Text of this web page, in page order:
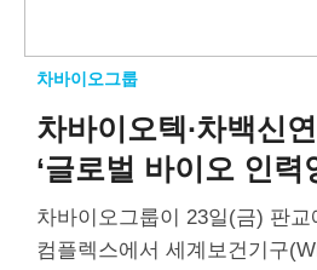
차바이오그룹
차바이오텍∙차백신
‘글로벌 바이오 인력
현장 교육
차바이오그룹이 23일(금) 판
컴플렉스에서 세계보건기구